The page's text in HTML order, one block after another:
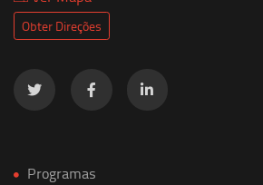
Obter Direções
Programas